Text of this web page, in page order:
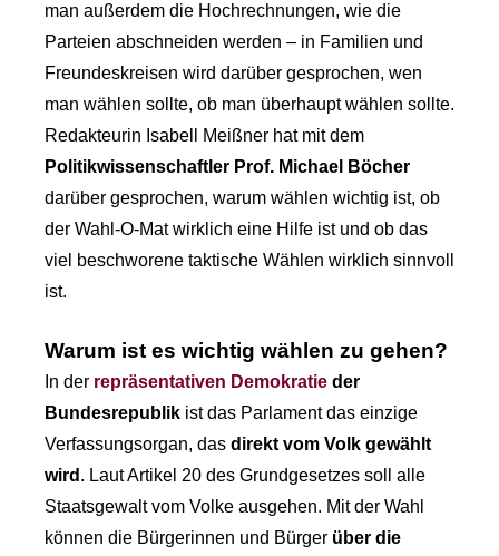
man außerdem die Hochrechnungen, wie die
Parteien abschneiden werden – in Familien und
Freundeskreisen wird darüber gesprochen, wen
man wählen sollte, ob man überhaupt wählen sollte.
Redakteurin Isabell Meißner hat mit dem
Politikwissenschaftler Prof. Michael Böcher
darüber gesprochen, warum wählen wichtig ist, ob
der Wahl-O-Mat wirklich eine Hilfe ist und ob das
viel beschworene taktische Wählen wirklich sinnvoll
ist.
Warum ist es wichtig wählen zu gehen?
In der repräsentativen Demokratie der
Bundesrepublik ist das Parlament das einzige
Verfassungsorgan, das direkt vom Volk gewählt
wird . Laut Artikel 20 des Grundgesetzes soll alle
Staatsgewalt vom Volke ausgehen. Mit der Wahl
können die Bürgerinnen und Bürger über die